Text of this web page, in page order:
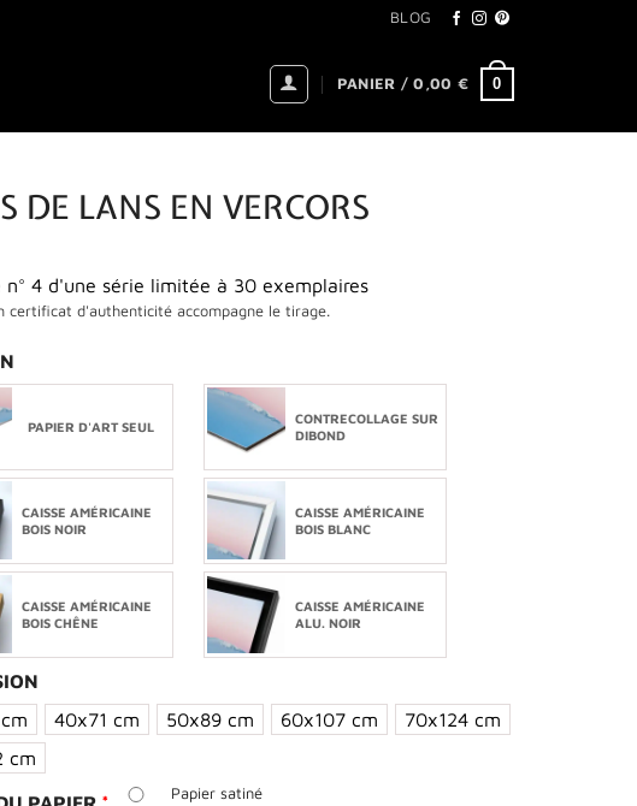
BLOG
PANIER /0,00 € 0
DE LANS EN VERCORS
n° 4 d'une série limitée à 30 exemplaires
certificat d'authenticité accompagne le tirage.
PAPIER D'ART SEUL
CONTRECOLLAGE SUR
DIBOND
CAISSE AMÉRICAINE
BOIS NOIR
CAISSE AMÉRICAINE
BOIS BLANC
CAISSE AMÉRICAINE
BOIS CHÊNE
CAISSE AMÉRICAINE
ALU. NOIR
40x71 cm 50x89 cm 60x107 cm
70x124 cm
cm
Papier satiné